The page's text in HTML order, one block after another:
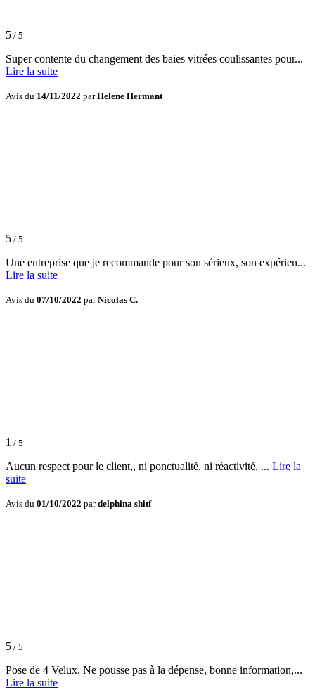
5 / 5
Super contente du changement des baies vitrées coulissantes pour...
Lire la suite
Avis du 14/11/2022 parHelene Hermant
5 / 5
Une entreprise que je recommande pour son sérieux, son expérien...
Lire la suite
Avis du 07/10/2022 parNicolas C.
1 / 5
Aucun respect pour le client,, ni ponctualité, ni réactivité, ... Lire la
suite
Avis du 01/10/2022 pardelphina shitf
5 / 5
Pose de 4 Velux. Ne pousse pas à la dépense, bonne information,...
Lire la suite